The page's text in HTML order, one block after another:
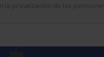
la privatización de las pensiones